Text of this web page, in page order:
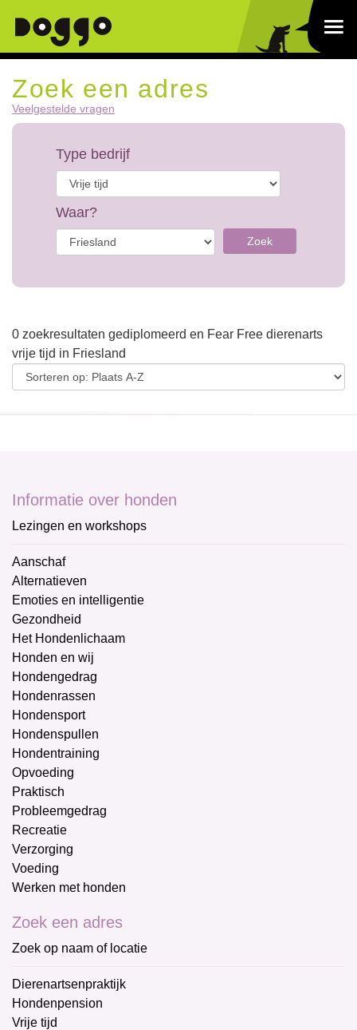
Zoek een adres
Veelgestelde vragen
Type bedrijf
Waar?
Zoek
0 zoekresultaten gediplomeerd en Fear Free dierenarts
vrije tijd in Friesland
Informatie over honden
Lezingen en workshops
Aanschaf
Alternatieven
Emoties en intelligentie
Gezondheid
Het Hondenlichaam
Honden en wij
Hondengedrag
Hondenrassen
Hondensport
Hondenspullen
Hondentraining
Opvoeding
Praktisch
Probleemgedrag
Recreatie
Verzorging
Voeding
Werken met honden
Zoek een adres
Zoek op naam of locatie
Dierenartsenpraktijk
Hondenpension
Vrije tijd